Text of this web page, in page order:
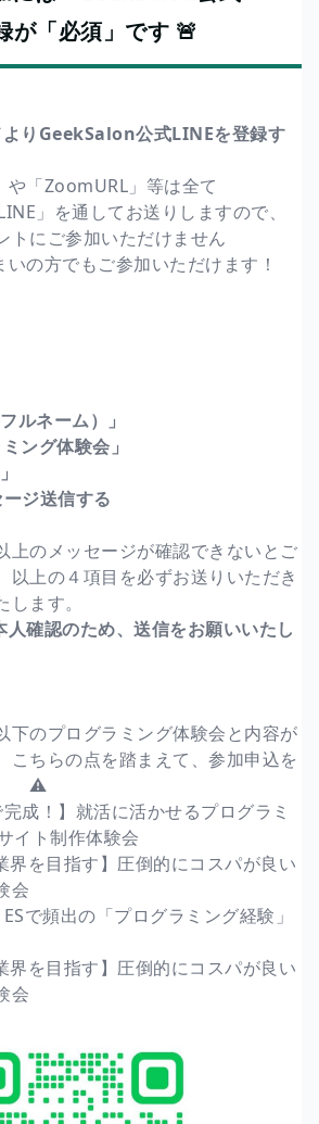
が「必須」です 🚨
よりGeekSalon公式LINEを登録す
「ZoomURL」等は全て
」を通してお送りしますので、
トにご参加いただけません
の方でもご参加いただけます！
ネーム）」
ング体験会」
ジ送信する
上のメッセージが確認できないとご
以上の４項目を必ずお送りいただき
ます。
人確認のため、送信をお願いいたし
のプログラミング体験会と内容が
こちらの点を踏まえて、参加申込を
。 ⚠️
成！】就活に活かせるプログラミ
イト制作体験会
界を目指す】圧倒的にコスパが良い
会
で頻出の「プログラミング経験」
界を目指す】圧倒的にコスパが良い
会